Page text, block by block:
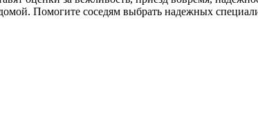
Помогите соседям выбрать надежных